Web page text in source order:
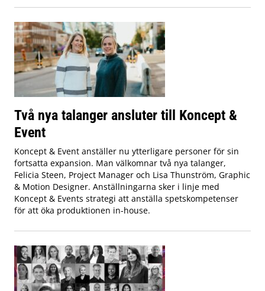
Två nya talanger ansluter till Koncept &
Event
Koncept & Event anställer nu ytterligare personer för sin
fortsatta expansion. Man välkomnar två nya talanger,
Felicia Steen, Project Manager och Lisa Thunström, Graphic
& Motion Designer. Anställningarna sker i linje med
Koncept & Events strategi att anställa spetskompetenser
för att öka produktionen in-house.